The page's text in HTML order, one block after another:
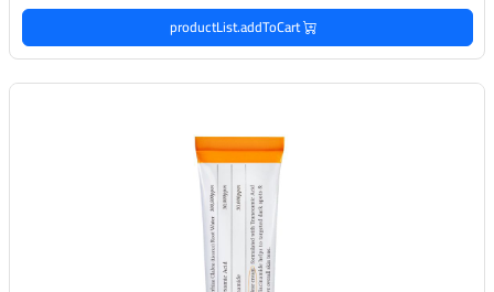
productList.addToCart